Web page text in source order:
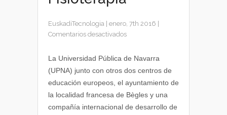
EuskadiTecnologia enero, 7th 2016
Comentarios desactivadosen
UPNA
simulador
clínico
para
La Universidad Pública de Navarra
(UPNA) junto con otros dos centros de
educación europeos, el ayuntamiento de
la localidad francesa de Bègles y una
compañía internacional de desarrollo de